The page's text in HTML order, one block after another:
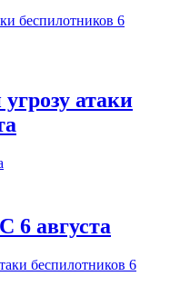
атаки
6 августа